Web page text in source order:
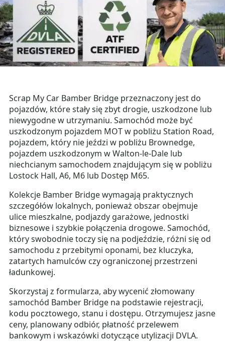
Scrap My Car Bamber Bridge przeznaczony jest do
pojazdów, które stały się zbyt drogie, uszkodzone lub
niewygodne w utrzymaniu. Samochód może być
uszkodzonym pojazdem MOT w pobliżu Station Road,
pojazdem, który nie jeździ w pobliżu Brownedge,
pojazdem uszkodzonym w Walton-le-Dale lub
niechcianym samochodem znajdującym się w pobliżu
Lostock Hall, A6, M6 lub Dostęp M65.
Kolekcje Bamber Bridge wymagają praktycznych
szczegółów lokalnych, ponieważ obszar obejmuje
ulice mieszkalne, podjazdy garażowe, jednostki
biznesowe i szybkie połączenia drogowe. Samochód,
który swobodnie toczy się na podjeździe, różni się od
samochodu z przebitymi oponami, bez kluczyka,
zatartych hamulców czy ograniczonej przestrzeni
ładunkowej.
Skorzystaj z formularza, aby wycenić złomowany
samochód Bamber Bridge na podstawie rejestracji,
kodu pocztowego, stanu i dostępu. Otrzymujesz jasne
ceny, planowany odbiór, płatność przelewem
bankowym i wskazówki dotyczące utylizacji DVLA.